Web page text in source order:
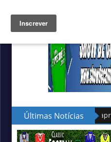
Últimas Notícias
Sudu apresenta as